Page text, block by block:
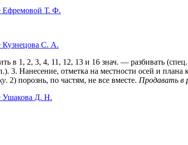
Ефремовой Т. Ф.
Кузнецова С. А.
в 1, 2, 3, 4, 11, 12, 13 и 16 знач. — разбивать
3. Нанесение, отметка на местности осей и плана
. 2) порознь, по частям, не все вместе. Продавать в
Ушакова Д. Н.